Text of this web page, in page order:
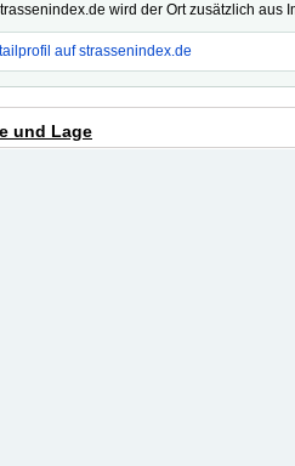
wird der Ort zusätzlich aus
auf strassenindex.de
und Lage